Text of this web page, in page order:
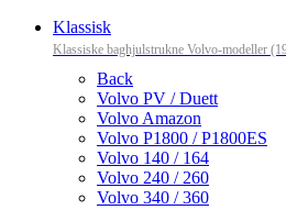
Klassisk
Klassiske baghjulstrukne Volvo-modeller
Back
Volvo PV / Duett
Volvo Amazon
Volvo P1800 / P1800ES
Volvo 140 / 164
Volvo 240 / 260
Volvo 340 / 360